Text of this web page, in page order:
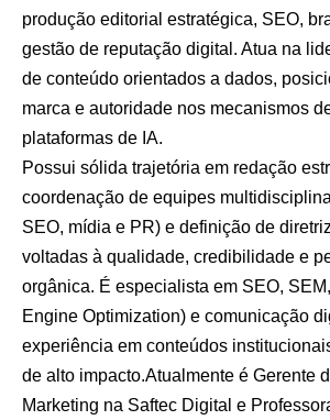
produção editorial estratégica, SEO,
gestão de reputação digital. Atua na
de conteúdo orientados a dados,
marca e autoridade nos mecanismos
plataformas de IA.
Possui sólida trajetória em redação
coordenação de equipes
SEO, mídia e PR) e definição de
voltadas à qualidade, credibilidade e
orgânica. É especialista em SEO,
Engine Optimization) e comunicação
experiência em conteúdos
de alto impacto.Atualmente é Gerente
Marketing na Saftec Digital e